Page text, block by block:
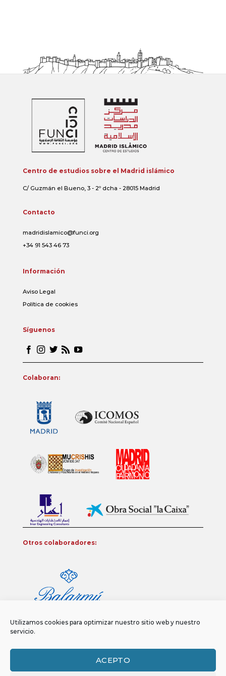
Utilizamos cookies para optimizar nuestro sitio web y nuestro
servicio.
ACEPTO
Centro de estudios sobre el Madrid islámico
C/ Guzmán el Bueno, 3 - 2º dcha - 28015 Madrid
Contacto
madridislamico@funci.org
+34 91 543 46 73
Información
Aviso Legal
Política de cookies
Síguenos
Colaboran:
Otros colaboradores: